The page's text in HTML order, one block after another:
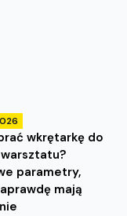
wkrętarkę do
parametry,
mają